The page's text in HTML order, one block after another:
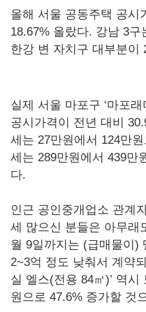
올해 서울 공동주택 공시
18.67% 올랐다. 강남 3구
한강 변 자치구 대부분이
실제 서울 마포구 ‘마포
공시가격이 전년 대비
세는 27만원에서 124만
세는 289만원에서 439만
다.
인근 공인중개업소 관계
세 많으신 분들은 아무래
월 9일까지는 (급매물이)
2~3억 정도 낮춰서 계약
실 엘스(전용 84㎡)’ 역
원으로 47.6% 증가할 것